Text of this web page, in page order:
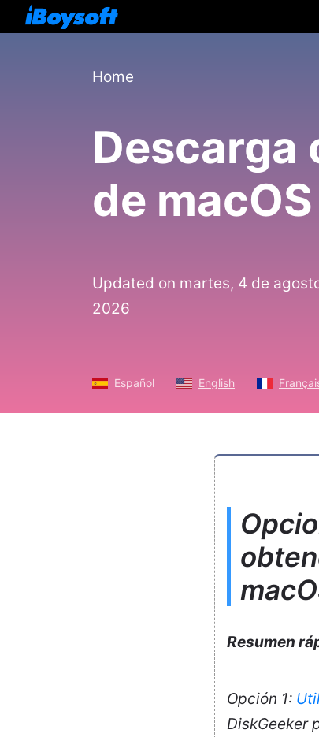
Home
Descarga
de
Updated on martes, 4 de
2026
Español English
Resumen
Opción 1:
DiskGeeker